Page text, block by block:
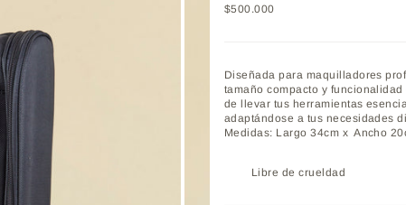
Precio de oferta
$500.000
Diseñada para maquilladores
tamaño compacto y
de llevar tus herramientas
adaptándose a tus necesidades
Medidas: Largo 34cm x Ancho
Libre de crueldad